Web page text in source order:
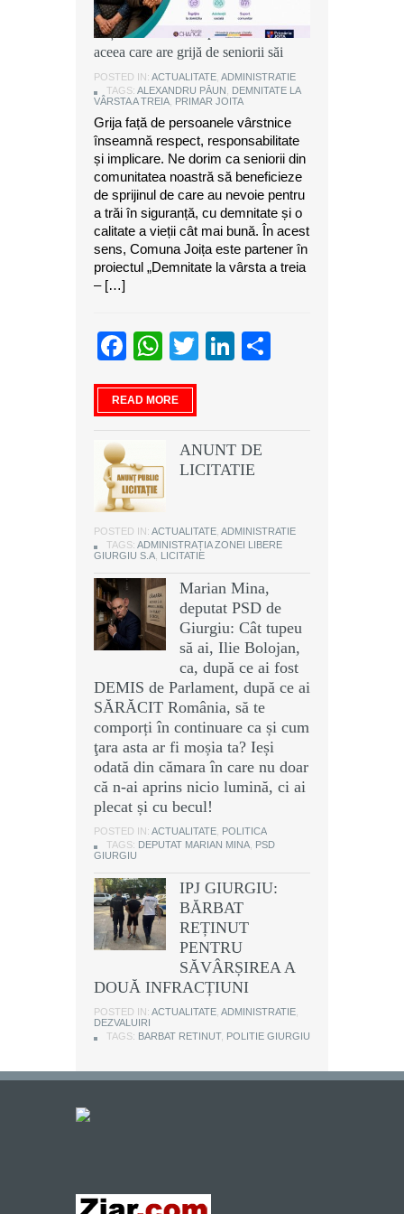
Alexandru Păun, primarul comunei
Joița: O comunitate puternică este
aceea care are grijă de seniorii săi
POSTED IN: ACTUALITATE ADMINISTRATIE
TAGS: ALEXANDRU PĂUN
DEMNITATE LA
VÂRSTA A TREIA PRIMAR JOITA
Grija față de persoanele vârstnice
înseamnă respect, responsabilitate
și implicare. Ne dorim ca seniorii din
comunitatea noastră să beneficieze
de sprijinul de care au nevoie pentru
a trăi în siguranță, cu demnitate și o
calitate a vieții cât mai bună. În acest
sens, Comuna Joița este partener în
proiectul „Demnitate la vârsta a treia
– […]
Facebook
WhatsApp
TwitterLinkedIn
READ MORE
ANUNT DE
LICITATIE
POSTED IN: ACTUALITATE ADMINISTRATIE
TAGS: ADMINISTRAȚIA ZONEI LIBERE
GIURGIU S.A LICITATIE
Marian Mina,
deputat PSD de
Giurgiu: Cât tupeu
să ai, Ilie Bolojan,
ca, după ce ai fost
DEMIS de Parlament, după ce ai
SĂRĂCIT România, să te
comporți în continuare ca și cum
ţara asta ar fi moșia ta? Ieși
odată din cămara în care nu doar
că n-ai aprins nicio lumină, ci ai
plecat și cu becul!
POSTED IN: ACTUALITATE POLITICA
TAGS: DEPUTAT MARIAN MINA PSD
GIURGIU
IPJ GIURGIU:
BĂRBAT
REȚINUT
PENTRU
SĂVÂRȘIREA A
DOUĂ INFRACȚIUNI
POSTED IN: ACTUALITATE ADMINISTRATIE
DEZVALUIRI
TAGS: BARBAT RETINUT, POLITIE GIURGIU